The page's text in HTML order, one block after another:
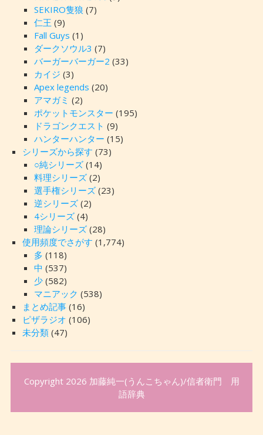
SEKIRO隻狼 (7)
仁王 (9)
Fall Guys (1)
ダークソウル3 (7)
バーガーバーガー2 (33)
カイジ (3)
Apex legends (20)
アマガミ (2)
ポケットモンスター (195)
ドラゴンクエスト (9)
ハンターハンター (15)
シリーズから探す (73)
○純シリーズ(14)
料理シリーズ(2)
選手権シリーズ(23)
逆シリーズ(2)
4シリーズ(4)
理論シリーズ(28)
使用頻度でさがす (1,774)
多 (118)
中 (537)
少(582)
マニアック (538)
まとめ記事(16)
ピザラジオ (106)
未分類(47)
Copyright 2026 加藤純一(うんこちゃん)/信者衛門 用
語辞典